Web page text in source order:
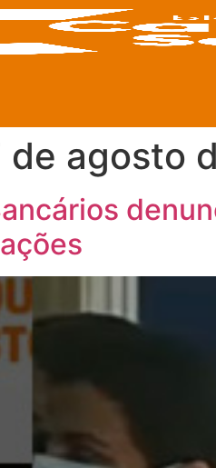
de agosto